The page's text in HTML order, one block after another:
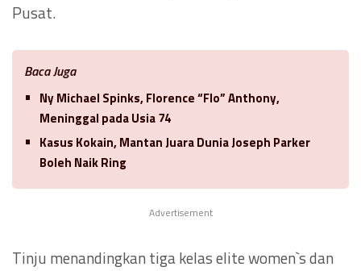
Pusat.
Baca Juga
Ny Michael Spinks, Florence “Flo” Anthony,
Meninggal pada Usia 74
Kasus Kokain, Mantan Juara Dunia Joseph Parker
Boleh Naik Ring
Advertisement
Tinju menandingkan tiga kelas elite women`s dan